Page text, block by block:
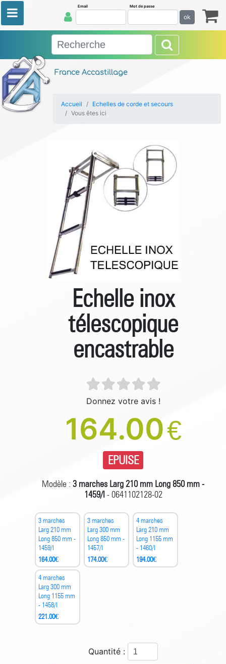
France Accastillage
Email Mot de passe
ok
Accueil
Echelles de corde et secours
Vous êtes ici
Echelle inox
télescopique
encastrable
Donnez votre avis !
164.00€
EPUISE
Modèle : 3 marches Larg 210 mm Long 850 mm -
1459/I - 0641102128-02
3 marches
Larg 210 mm
Long 850 mm -
1459/I
164.00€
3 marches
Larg 300 mm
Long 850 mm -
1457/I
174.00€
4 marches
Larg 210 mm
Long 1155 mm
- 1460/I
194.00€
4 marches
Larg 300 mm
Long 1155 mm
- 1458/I
221.00€
Quantité :